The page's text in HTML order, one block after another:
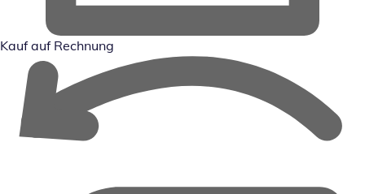
Kauf auf Rechnung